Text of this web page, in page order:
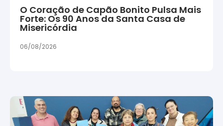
O Coração de Capão Bonito Pulsa Mais
Forte: Os 90 Anos da Santa Casa de
Misericórdia
06/08/2026